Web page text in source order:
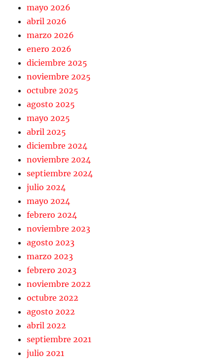
mayo 2026
abril 2026
marzo 2026
enero 2026
diciembre 2025
noviembre 2025
octubre 2025
agosto 2025
mayo 2025
abril 2025
diciembre 2024
noviembre 2024
septiembre 2024
julio 2024
mayo 2024
febrero 2024
noviembre 2023
agosto 2023
marzo 2023
febrero 2023
noviembre 2022
octubre 2022
agosto 2022
abril 2022
septiembre 2021
julio 2021